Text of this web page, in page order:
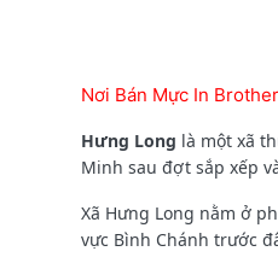
Nơi Bán Mực In
Hưng Long là một xã
Minh sau đợt sắp xếp
Xã Hưng Long nằm ở
vực Bình Chánh trước